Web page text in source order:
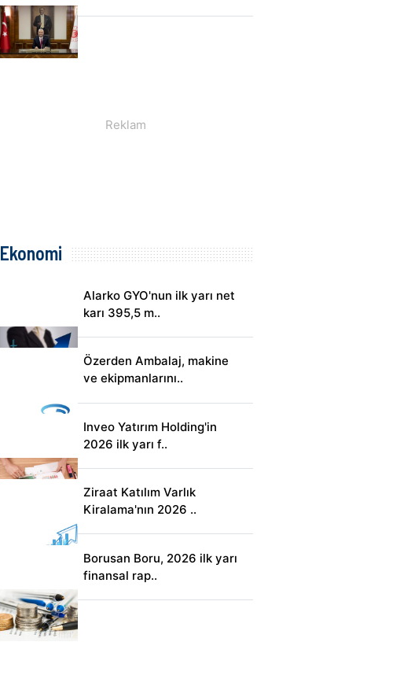
Ekonomi
Alarko GYO'nun ilk yarı net
karı 395,5 m..
Özerden Ambalaj, makine
ve ekipmanlarını..
Inveo Yatırım Holding'in
2026 ilk yarı f..
Ziraat Katılım Varlık
Kiralama'nın 2026 ..
Borusan Boru, 2026 ilk yarı
finansal rap..